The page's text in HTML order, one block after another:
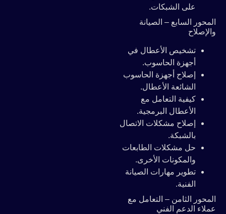
على الشبكات.
المحور السابع – الصيانة
والإصلاح
تشخيص الأعطال في
أجهزة الحاسوب.
إصلاح أجهزة الحاسوب
الشائعة الأعطال.
كيفية التعامل مع
الأعطال البرمجية.
إصلاح مشكلات الاتصال
بالشبكة.
حل مشكلات الطابعات
والمكونات الأخرى.
تطوير مهارات الصيانة
الفنية.
المحور الثامن – التعامل مع
عملاء الدعم الفني